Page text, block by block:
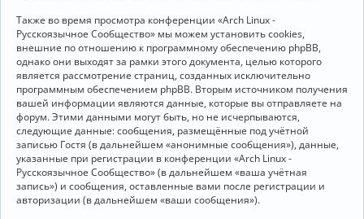
Также во время просмотра конференции «Arch Linux -
Русскоязычное Сообщество» мы можем установить cookies,
внешние по отношению к программному обеспечению phpBB,
однако они выходят за рамки этого документа, целью которого
является рассмотрение страниц, созданных исключительно
программным обеспечением phpBB. Вторым источником получения
вашей информации являются данные, которые вы отправляете на
форум. Этими данными могут быть, но не исчерпываются,
следующие данные: сообщения, размещённые под учётной
записью Гостя (в дальнейшем «анонимные сообщения»), данные,
указанные при регистрации в конференции «Arch Linux -
Русскоязычное Сообщество» (в дальнейшем «ваша учётная
запись») и сообщения, оставленные вами после регистрации и
авторизации (в дальнейшем «ваши сообщения»).